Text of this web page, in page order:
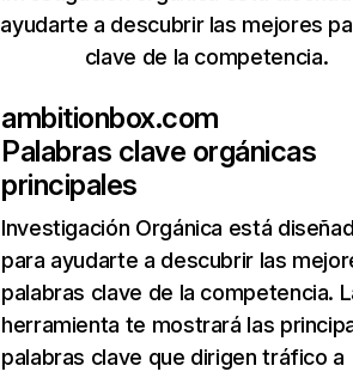
ayudarte a descubrir las mejores
clave de la competencia.
ambitionbox.com
Palabras clave orgánicas
principales
Investigación Orgánica está
para ayudarte a descubrir las
palabras clave de la competencia.
herramienta te mostrará las
palabras clave que dirigen tráfico a